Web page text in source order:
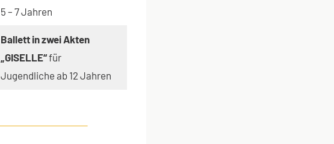
5 – 7 Jahren
Ballett in zwei Akten
„GISELLE“für
Jugendliche ab 12 Jahren